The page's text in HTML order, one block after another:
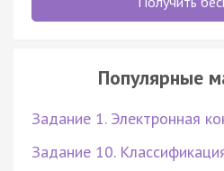
Популярные
Задание 1. Электронная
Задание 10.